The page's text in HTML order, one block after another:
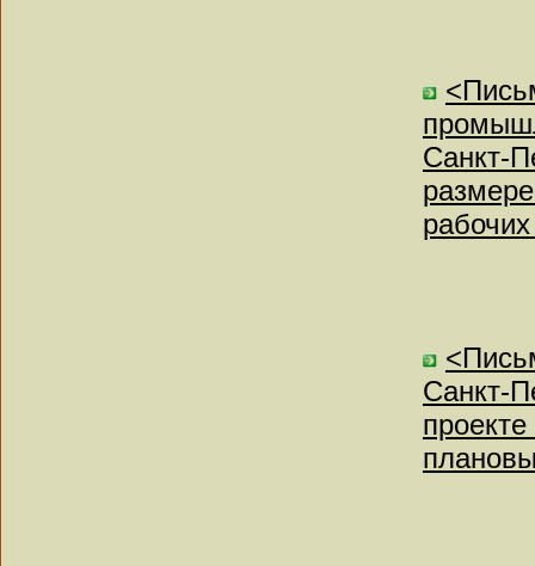
Санкт-
Санкт-